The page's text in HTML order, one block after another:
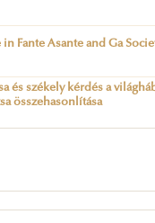
in Fante Asante and Ga
és székely kérdés a
összehasonlítása